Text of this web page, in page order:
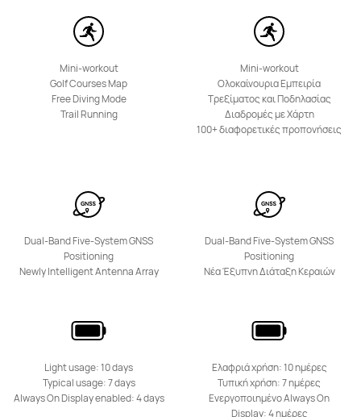
Mini-workout
Golf Courses Map
Free Diving Mode
Trail Running
Dual-Band Five-System GNSS
Positioning
Newly Intelligent Antenna Array
Light usage: 10 days
Typical usage: 7 days
Always On Display enabled: 4 days
Mini-workout
Ολοκαίνουρια Εμπειρία
Τρεξίματος και Ποδηλασίας
Διαδρομές με Χάρτη
100+ διαφορετικές προπονήσεις
Dual-Band Five-System GNSS
Positioning
Νέα Έξυπνη Διάταξη Κεραιών
Ελαφριά χρήση: 10 ημέρες
Τυπική χρήση: 7 ημέρες
Ενεργοποιημένο Always On
Display: 4 ημέρες